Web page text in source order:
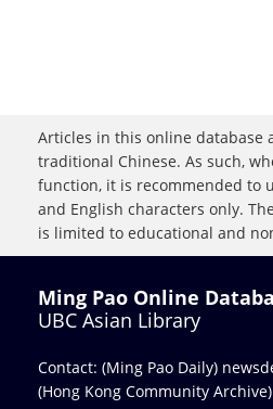
Articles in this online database
traditional Chinese. As such,
function, it is recommended to
and English characters only.
is limited to educational and
Ming Pao Online
UBC Asian Library
Contact: (Ming Pao Daily)
(Hong Kong Community Archive)